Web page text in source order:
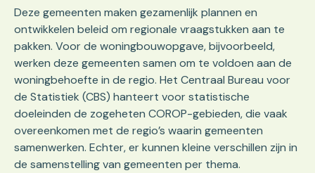
Deze gemeenten maken gezamenlijk plannen en
ontwikkelen beleid om regionale vraagstukken aan te
pakken. Voor de woningbouwopgave, bijvoorbeeld,
werken deze gemeenten samen om te voldoen aan de
woningbehoefte in de regio. Het Centraal Bureau voor
de Statistiek (CBS) hanteert voor statistische
doeleinden de zogeheten COROP-gebieden, die vaak
overeenkomen met de regio’s waarin gemeenten
samenwerken. Echter, er kunnen kleine verschillen zijn in
de samenstelling van gemeenten per thema.